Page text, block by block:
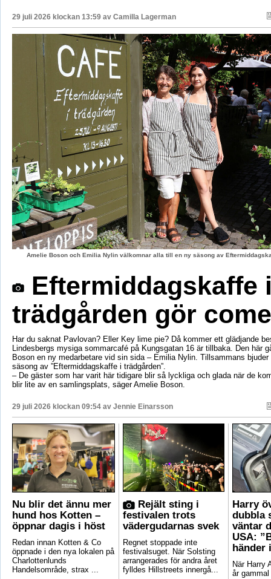
29 juli 2026 klockan 13:59 av Camilla Lagerman
Amelie Boson och Emilia Nylin välkomnar alla till en ny säsong av
Eftermiddagskaffe
trädgården gör
Har du saknat Pavlovan? Eller Key lime pie? Då kommer ett glädjande
Lindesbergs mysiga sommarcafé på Kungsgatan 16 är tillbaka. Den här
Boson en ny medarbetare vid sin sida – Emilia Nylin. Tillsammans
säsong av ”Eftermiddagskaffe i trädgården”.
– De gäster som har varit här tidigare blir så lyckliga och glada när de
blir lite av en samlingsplats, säger Amelie Boson.
29 juli 2026 klockan 09:54 av Jennie Einarsson
Nu blir det ännu mer
hund hos Kotten –
öppnar dagis i höst
Redan innan Kotten & Co
öppnade i den nya lokalen på
Charlottenlunds
Handelsområde, strax ...
Rejält sting i
festivalen trots
vädergudarnas svek
Regnet stoppade inte
festivalsuget. När Solsting
arrangerades för andra året
fylldes Hillstreets innergå...
Harry
dubbla
väntar
USA:
händer
När Harry
år